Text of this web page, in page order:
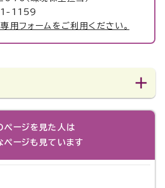
1159
用フォームをご利用ください。
ページを見た人は
ページも見ています